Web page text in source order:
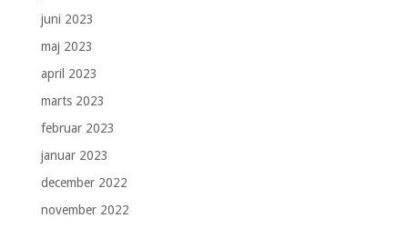
juni 2023
maj 2023
april 2023
marts 2023
februar 2023
januar 2023
december 2022
november 2022